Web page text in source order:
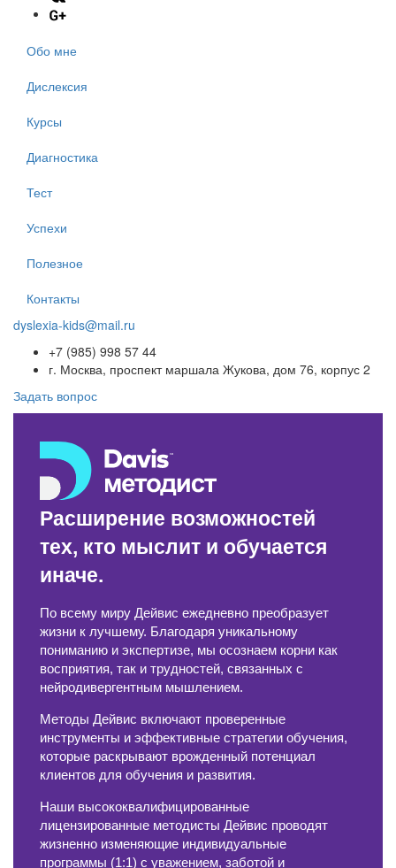
Обо мне
Дислексия
Курсы
Диагностика
Тест
Успехи
Полезное
Контакты
dyslexia-kids@mail.ru
+7 (985) 998 57 44
г. Москва, проспект маршала Жукова, дом 76, корпус 2
Задать вопрос
Расширение возможностей
тех, кто мыслит и обучается
иначе.
По всему миру Дейвис ежедневно преобразует
жизни к лучшему. Благодаря уникальному
пониманию и экспертизе, мы осознаем корни как
восприятия, так и трудностей, связанных с
нейродивергентным мышлением.
Методы Дейвис включают проверенные
инструменты и эффективные стратегии обучения,
которые раскрывают врожденный потенциал
клиентов для обучения и развития.
Наши высококвалифицированные
лицензированные методисты Дейвис проводят
жизненно изменяющие индивидуальные
программы (1:1) с уважением, заботой и